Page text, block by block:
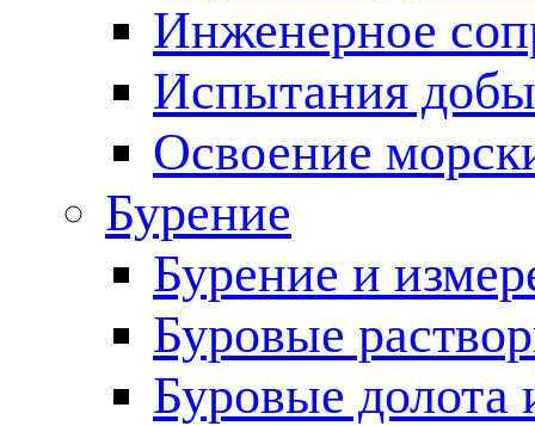
Инженерное
Испытания
Освоение
Бурение
Бурение и
Буровые
Буровые долота